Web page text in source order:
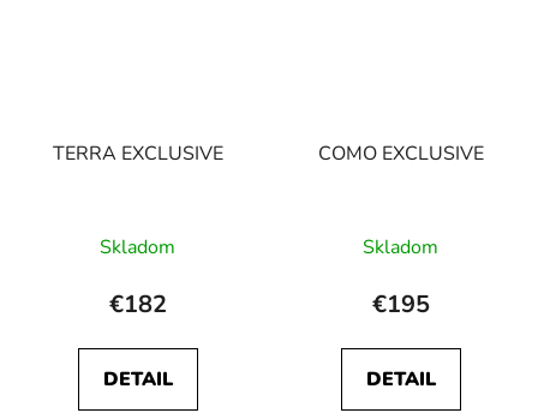
TERRA EXCLUSIVE
Skladom
€182
DETAIL
COMO EXCLUSIVE
Skladom
€195
DETAIL